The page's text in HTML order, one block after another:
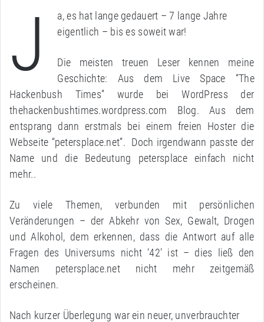
J
a, es hat lange gedauert – 7 lange Jahre
eigentlich – bis es soweit war!
Die meisten treuen Leser kennen meine
Geschichte: Aus dem Live Space “The
Hackenbush Times” wurde bei WordPress der
thehackenbushtimes.wordpress.com Blog. Aus dem
entsprang dann erstmals bei einem freien Hoster die
Webseite “petersplace.net”. Doch irgendwann passte der
Name und die Bedeutung petersplace einfach nicht
mehr..
Zu viele Themen, verbunden mit persönlichen
Veränderungen – der Abkehr von Sex, Gewalt, Drogen
und Alkohol, dem erkennen, dass die Antwort auf alle
Fragen des Universums nicht ‘42’ ist – dies ließ den
Namen petersplace.net nicht mehr zeitgemäß
erscheinen.
Nach kurzer Überlegung war ein neuer, unverbrauchter